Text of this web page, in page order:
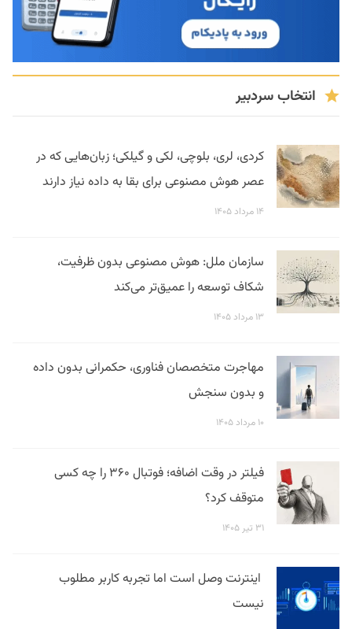
انتخاب سردبیر
کردی، لری، بلوچی، لکی و گیلکی؛ زبان‌هایی که در
عصر هوش مصنوعی برای بقا به داده نیاز دارند
۱۴ مرداد ۱۴۰۵
سازمان ملل: هوش مصنوعی بدون ظرفیت،
شکاف توسعه را عمیق‌تر می‌کند
۱۳ مرداد ۱۴۰۵
مهاجرت متخصصان فناوری، حکمرانی بدون داده
و بدون سنجش
۱۰ مرداد ۱۴۰۵
فیلتر در وقت اضافه؛ فوتبال ۳۶۰ را چه کسی
متوقف کرد؟
۳۱ تیر ۱۴۰۵
اینترنت وصل است اما تجربه کاربر مطلوب
نیست